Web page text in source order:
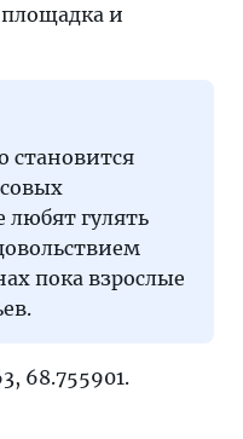
и
становится
гулять
пока взрослые
68.755901.